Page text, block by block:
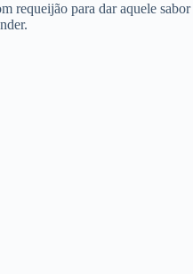
para dar aquele